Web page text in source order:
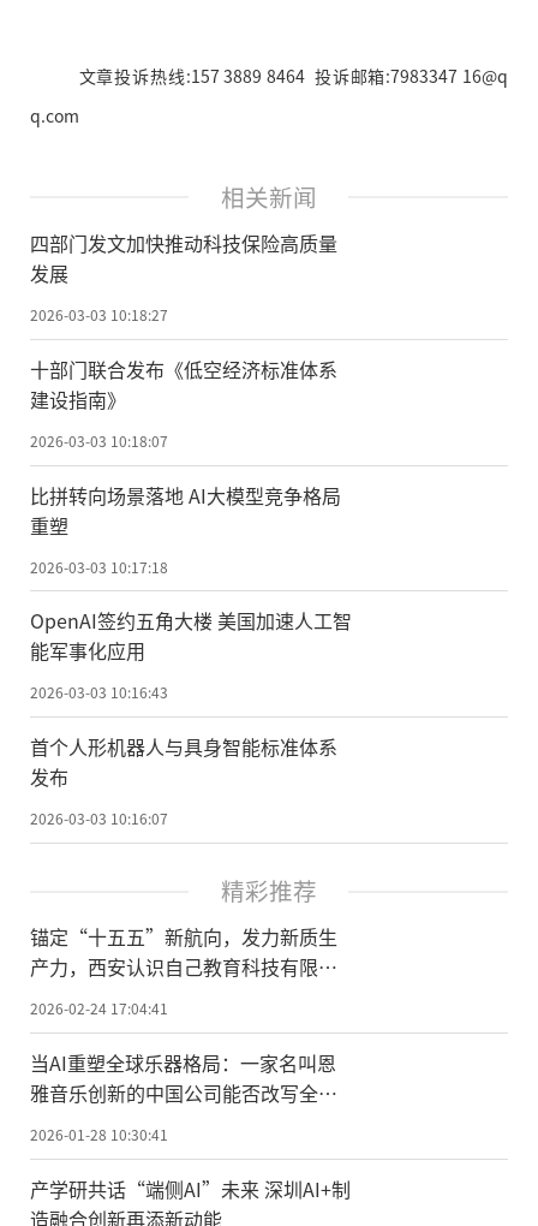
文章投诉热线:157 3889 8464 投诉邮箱:7983347 16@q
q.com
相关新闻
四部门发文加快推动科技保险高质量
发展
2026-03-03 10:18:27
十部门联合发布《低空经济标准体系
建设指南》
2026-03-03 10:18:07
比拼转向场景落地 AI大模型竞争格局
重塑
2026-03-03 10:17:18
OpenAI签约五角大楼 美国加速人工智
能军事化应用
2026-03-03 10:16:43
首个人形机器人与具身智能标准体系
发布
2026-03-03 10:16:07
精彩推荐
锚定“十五五”新航向，发力新质生
产力，西安认识自己教育科技有限公
司荣膺国家级科技型中小企业
2026-02-24 17:04:41
当AI重塑全球乐器格局：一家名叫恩
雅音乐创新的中国公司能否改写全球
乐器创新史？
2026-01-28 10:30:41
产学研共话“端侧AI”未来 深圳AI+制
造融合创新再添新动能